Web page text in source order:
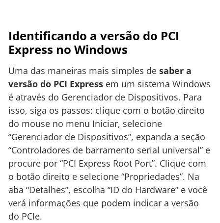
Identificando a versão do PCI
Express no Windows
Uma das maneiras mais simples de saber a
versão do PCI Express em um sistema Windows
é através do Gerenciador de Dispositivos. Para
isso, siga os passos: clique com o botão direito
do mouse no menu Iniciar, selecione
“Gerenciador de Dispositivos”, expanda a seção
“Controladores de barramento serial universal” e
procure por “PCI Express Root Port”. Clique com
o botão direito e selecione “Propriedades”. Na
aba “Detalhes”, escolha “ID do Hardware” e você
verá informações que podem indicar a versão
do PCIe.